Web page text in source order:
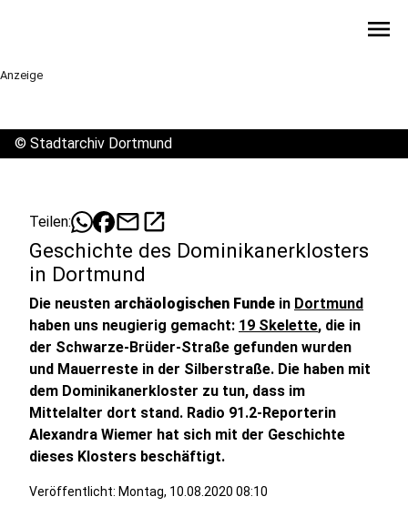
menu
Anzeige
© Stadtarchiv Dortmund
Teilen: mailopen_in_new
Geschichte des Dominikanerklosters
in Dortmund
Die neusten archäologischen Funde in Dortmund
haben uns neugierig gemacht: 19 Skelette, die in
der Schwarze-Brüder-Straße gefunden wurden
und Mauerreste in der Silberstraße. Die haben mit
dem Dominikanerkloster zu tun, dass im
Mittelalter dort stand. Radio 91.2-Reporterin
Alexandra Wiemer hat sich mit der Geschichte
dieses Klosters beschäftigt.
Veröffentlicht: Montag, 10.08.2020 08:10